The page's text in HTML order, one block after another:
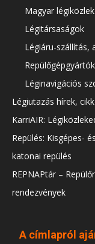
Magyar
Légitársaságok
Légiáru-szállítás,
Léginavigációs
Légiutazás hírek,
KarriAIR:
Repülés: Kisgépes-
katonai repülés
REPNAPtár –
rendezvények
A címlapról